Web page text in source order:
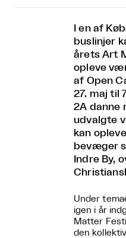
I en af
buslinjer
årets Art
opleve
af Open
27. maj til
2A danne
udvalgte
kan
bevæger
Indre By,
Under
igen i år
Matter
den